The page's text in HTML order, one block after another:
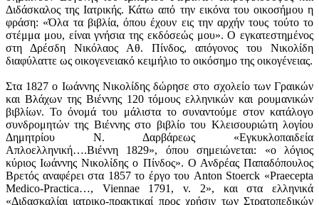
Διδάσκαλος της Ιατρικής. Κάτω από την εικόνα του οικοσήμου η
φράση: «Όλα τα βιβλία, όπου έχουν εις την αρχήν τους τούτο το
στέμμα μου, είναι γνήσια της εκδόσεώς μου». Ο εγκατεστημένος
στη Δρέσδη Νικόλαος Αθ. Πίνδος, απόγονος του Νικολίδη
διαφύλαττε ως οικογενειακό κειμήλιο το οικόσημο της οικογένειας.
Στα 1827 ο Ιωάννης Νικολίδης δώρησε στο σχολείο των Γραικών
και Βλάχων της Βιέννης 120 τόμους ελληνικών και ρουμανικών
βιβλίων. Το όνομά του μάλιστα το συναντούμε στον κατάλογο
συνδρομητών της Βιέννης στο βιβλίο του Κλεισουριώτη λογίου
Δημητρίου Ν. Δαρβάρεως «Εγκυκλοπαιδεία
Απλοελληνική….Βιέννη 1829», όπου σημειώνεται: «ο λόγιος
κύριος Ιωάννης Νικολίδης ο Πίνδος». Ο Ανδρέας Παπαδόπουλος
Βρετός αναφέρει στα 1857 το έργο του Anton Stoerck «Praecepta
Medico-Practica…, Viennae 1791, v. 2», και στα ελληνικά
«Διδασκαλίαι ιατρικο-πρακτικαί προς χρήσιν των Στρατοπεδικών